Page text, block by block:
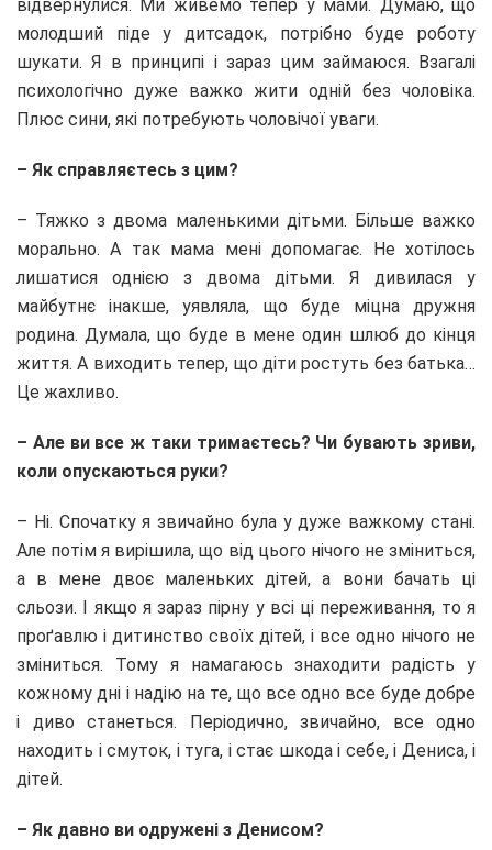
відвернулися. Ми живемо тепер у мами. Думаю, що
молодший піде у дитсадок, потрібно буде роботу
шукати. Я в принципі і зараз цим займаюся. Взагалі
психологічно дуже важко жити одній без чоловіка.
Плюс сини, які потребують чоловічої уваги.
– Як справляєтесь з цим?
– Тяжко з двома маленькими дітьми. Більше важко
морально. А так мама мені допомагає. Не хотілось
лишатися однією з двома дітьми. Я дивилася у
майбутнє інакше, уявляла, що буде міцна дружня
родина. Думала, що буде в мене один шлюб до кінця
життя. А виходить тепер, що діти ростуть без батька…
Це жахливо.
– Але ви все ж таки тримаєтесь? Чи бувають зриви,
коли опускаються руки?
– Ні. Спочатку я звичайно була у дуже важкому стані.
Але потім я вирішила, що від цього нічого не зміниться,
а в мене двоє маленьких дітей, а вони бачать ці
сльози. І якщо я зараз пірну у всі ці переживання, то я
проґавлю і дитинство своїх дітей, і все одно нічого не
зміниться. Тому я намагаюсь знаходити радість у
кожному дні і надію на те, що все одно все буде добре
і диво станеться. Періодично, звичайно, все одно
находить і смуток, і туга, і стає шкода і себе, і Дениса, і
дітей.
– Як давно ви одружені з Денисом?